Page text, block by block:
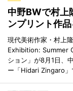
中野BWで村
ンプリント作
現代美術作家・村上
Exhibition: Summer
ション」が8月1日、
ー「Hidari Zingaro」